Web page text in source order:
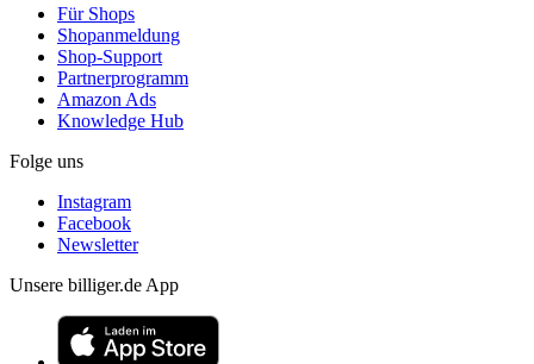
Für Shops
Shopanmeldung
Shop-Support
Partnerprogramm
Amazon Ads
Knowledge Hub
Folge uns
Instagram
Facebook
Newsletter
Unsere billiger.de App